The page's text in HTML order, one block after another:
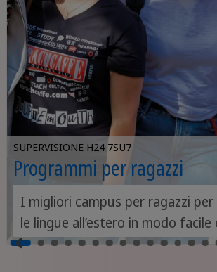
SUPERVISIONE H24 7SU7
Programmi per ragazzi
I migliori campus per ragazzi
le lingue all’estero in modo facile